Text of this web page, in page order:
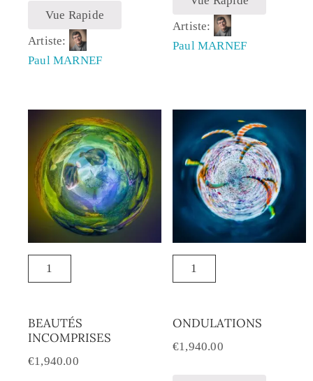
Vue Rapide
Artiste:
Paul MARNEF
Artiste:
Paul MARNEF
BEAUTÉS
INCOMPRISES
€1,940.00
ONDULATIONS
€1,940.00